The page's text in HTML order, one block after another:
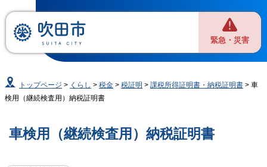
緊急・災害
トップページ > くらし >税金 >税証明 >課税所得証明書・納税証明書 > 車
検用（継続検査用）納税証明書
車検用（継続検査用）納税証明書